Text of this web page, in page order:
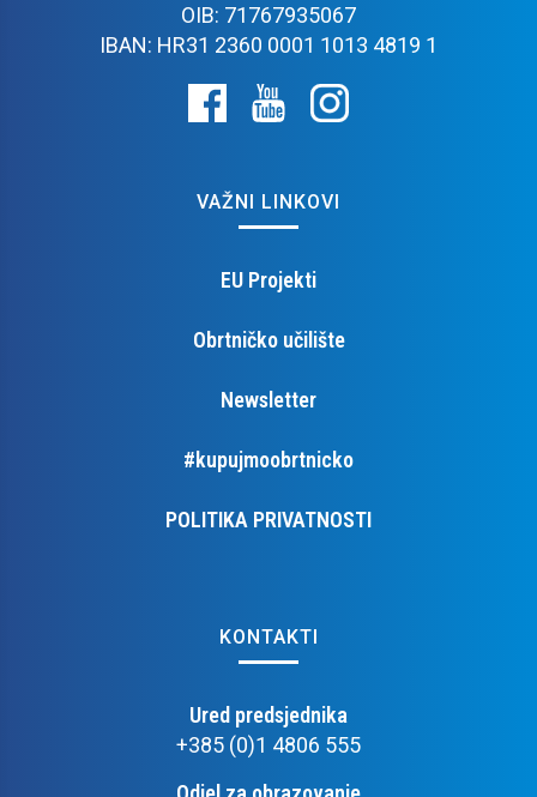
OIB: 71767935067
IBAN: HR31 2360 0001 1013 4819 1
VAŽNI LINKOVI
EU Projekti
Obrtničko učilište
Newsletter
#kupujmoobrtnicko
POLITIKA PRIVATNOSTI
KONTAKTI
Ured predsjednika
+385 (0)1 4806 555